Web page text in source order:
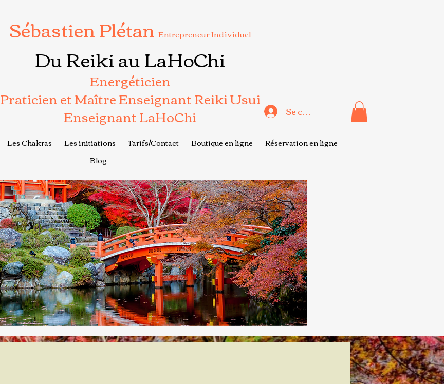
Sébastien Plétan Entrepreneur Individuel
Du Reiki au LaHoChi
Energéticien
Praticien et Maître Enseignant Reiki Usui
Enseignant LaHoChi Se connecter
Les Chakras Les initiations Tarifs/Contact Boutique en ligne
Réservation en ligne
Blog